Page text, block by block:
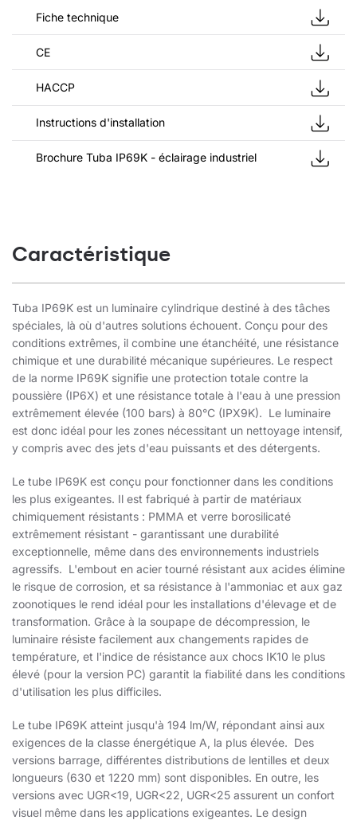
Fiche technique
CE
HACCP
Instructions d'installation
Brochure Tuba IP69K - éclairage industriel
Caractéristique
Tuba IP69K est un luminaire cylindrique destiné à des tâches
spéciales, là où d'autres solutions échouent. Conçu pour des
conditions extrêmes, il combine une étanchéité, une résistance
chimique et une durabilité mécanique supérieures. Le respect
de la norme IP69K signifie une protection totale contre la
poussière (IP6X) et une résistance totale à l'eau à une pression
extrêmement élevée (100 bars) à 80°C (IPX9K). Le luminaire
est donc idéal pour les zones nécessitant un nettoyage intensif,
y compris avec des jets d'eau puissants et des détergents.
Le tube IP69K est conçu pour fonctionner dans les conditions
les plus exigeantes. Il est fabriqué à partir de matériaux
chimiquement résistants : PMMA et verre borosilicaté
extrêmement résistant - garantissant une durabilité
exceptionnelle, même dans des environnements industriels
agressifs. L'embout en acier tourné résistant aux acides élimine
le risque de corrosion, et sa résistance à l'ammoniac et aux gaz
zoonotiques le rend idéal pour les installations d'élevage et de
transformation. Grâce à la soupape de décompression, le
luminaire résiste facilement aux changements rapides de
température, et l'indice de résistance aux chocs IK10 le plus
élevé (pour la version PC) garantit la fiabilité dans les conditions
d'utilisation les plus difficiles.
Le tube IP69K atteint jusqu'à 194 lm/W, répondant ainsi aux
exigences de la classe énergétique A, la plus élevée. Des
versions barrage, différentes distributions de lentilles et deux
longueurs (630 et 1220 mm) sont disponibles. En outre, les
versions avec UGR<19, UGR<22, UGR<25 assurent un confort
visuel même dans les applications exigeantes. Le design